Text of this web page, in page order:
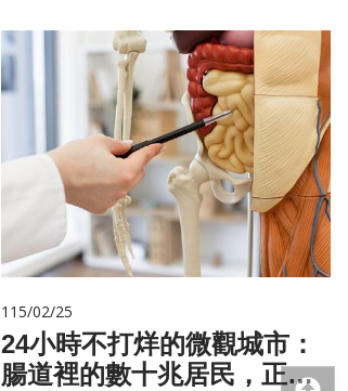
115/02/25
24小時不打烊的微觀城市：
腸道裡的數十兆居民，正悄